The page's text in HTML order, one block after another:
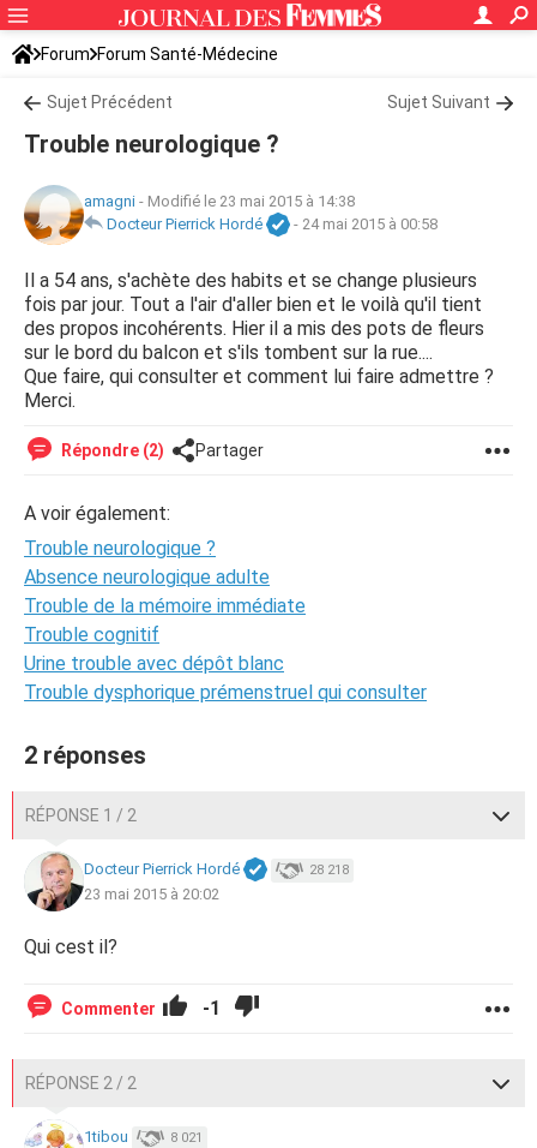
Forum Forum Santé-Médecine
Symptômes et maladies courantes
Sujet Précédent Sujet Suivant
Trouble neurologique ?
amagni - Modifié le 23 mai 2015 à 14:38
Docteur Pierrick Hordé
- 24 mai 2015 à 00:58
Il a 54 ans, s'achète des habits et se change plusieurs
fois par jour. Tout a l'air d'aller bien et le voilà qu'il tient
des propos incohérents. Hier il a mis des pots de fleurs
sur le bord du balcon et s'ils tombent sur la rue....
Que faire, qui consulter et comment lui faire admettre ?
Merci.
Répondre (2) Partager
A voir également:
Trouble neurologique ?
Absence neurologique adulte
Trouble de la mémoire immédiate
Trouble cognitif
Urine trouble avec dépôt blanc
Trouble dysphorique prémenstruel qui consulter
2 réponses
RÉPONSE 1 / 2
Docteur Pierrick Hordé 28 218
23 mai 2015 à 20:02
Qui cest il?
Commenter -1
RÉPONSE 2 / 2
1tibou 8 021